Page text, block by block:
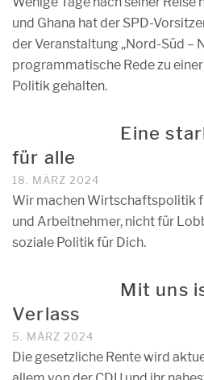
und Ghana hat der SPD-
der Veranstaltung „Nord-Süd –
programmatische Rede zu
Politik gehalten.
Eine
für alle
18. MÄRZ 2024
Wir machen Wirtschaftspolitik
und Arbeitnehmer, nicht für
soziale Politik für Dich.
Mit uns
Verlass
5. MÄRZ 2024
Die gesetzliche Rente wird